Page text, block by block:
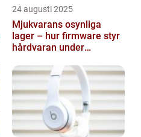
24 augusti 2025
Mjukvarans osynliga
lager – hur firmware styr
hårdvaran under